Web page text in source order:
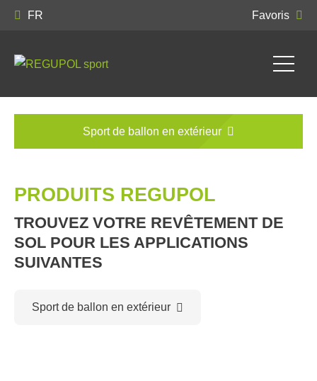
FR Favoris
Sport de ballon en extérieur
PRODUITS REGUPOL
TROUVEZ VOTRE REVÊTEMENT DE
SOL POUR LES APPLICATIONS
SUIVANTES
Sport de ballon en extérieur